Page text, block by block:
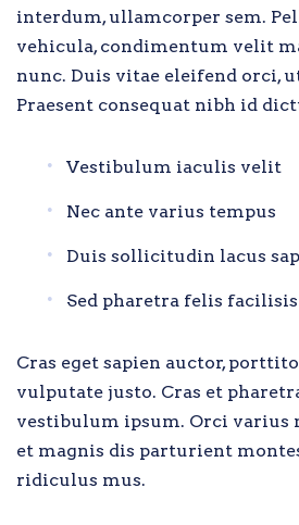
interdum, ullamcorper sem.
vehicula, condimentum velit
nunc. Duis vitae eleifend orci,
Praesent consequat nibh id
Vestibulum iaculis velit
Nec ante varius tempus
Duis sollicitudin lacus
Sed pharetra felis facilisis
Cras eget sapien auctor,
vulputate justo. Cras et
vestibulum ipsum. Orci varius
et magnis dis parturient
ridiculus mus.